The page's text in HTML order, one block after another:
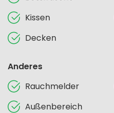
Kissen
Decken
Anderes
Rauchmelder
Außenbereich